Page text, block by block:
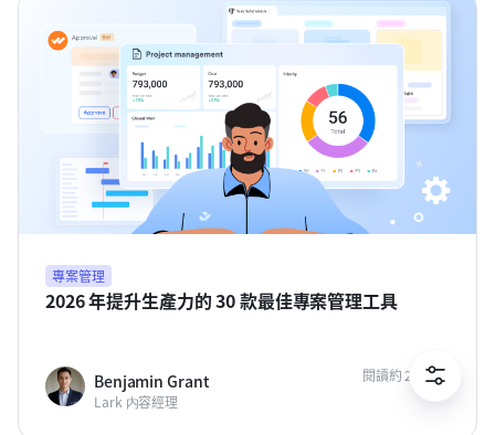
專案管理
2026 年提升生產力的 30 款最佳專案管理工具
Benjamin Grant
Lark 内容經理
閱讀約 20 分鐘